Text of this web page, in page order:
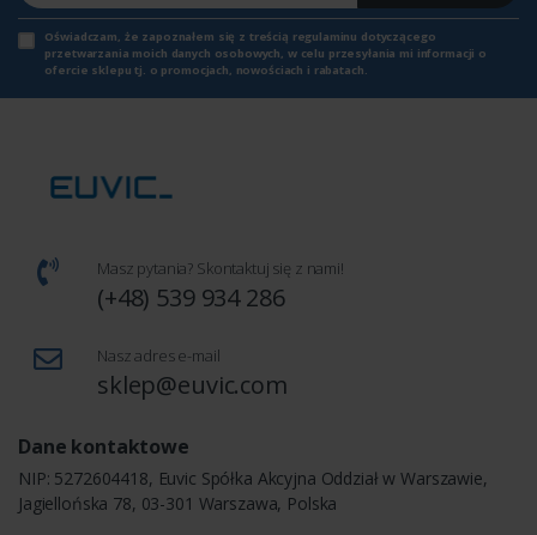
Oświadczam, że zapoznałem się z treścią regulaminu dotyczącego
przetwarzania moich danych osobowych, w celu przesyłania mi informacji o
ofercie sklepu tj. o promocjach, nowościach i rabatach.
Masz pytania? Skontaktuj się z nami!
(+48) 539 934 286
Nasz adres e-mail
sklep@euvic.com
Dane kontaktowe
NIP: 5272604418, Euvic Spółka Akcyjna Oddział w Warszawie,
Jagiellońska 78, 03-301 Warszawa, Polska